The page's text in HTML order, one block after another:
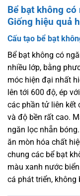
Bể bạt không
Giống hiệu quả
Cấu tạo bể bạt
Bể bạt không có
nhiều lớp, bằng
móc hiện đại nhất
lên tới 600 độ, ép
các phần tử liên kết
và độ bền rất cao.
ngăn lọc nhẵn
ăn mòn hóa chất
chung các bể bạt
màu xanh nước
cá phát triển, không